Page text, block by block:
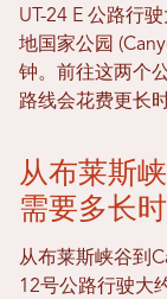
UT-24 E 公路行
地国家公园
钟。前往这两个
路线会花费更长
从布莱斯
需要多长
从布莱斯峡谷到
12号公路行驶大